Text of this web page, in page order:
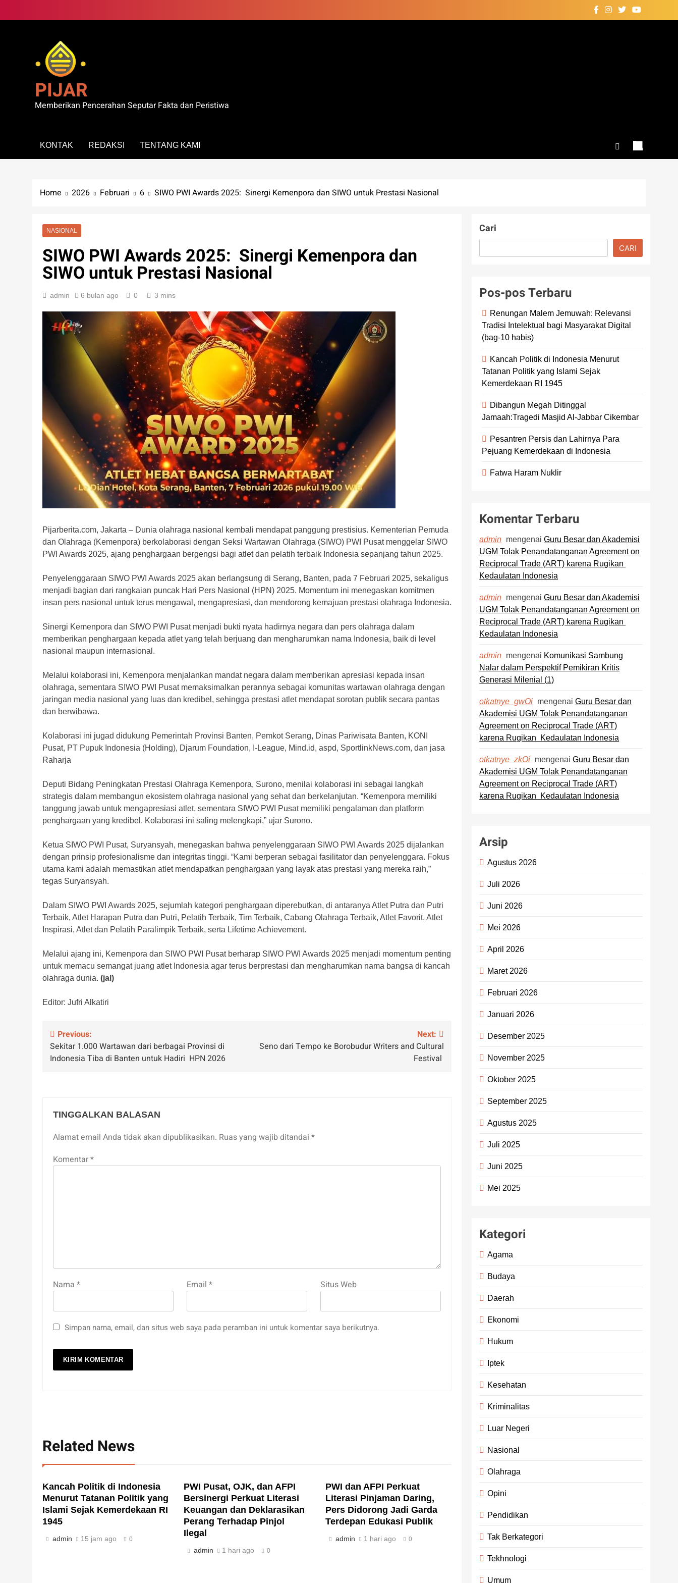
to
PIJAR
Memberikan Pencerahan Seputar Fakta dan Peristiwa
KONTAK REDAKSI TENTANG KAMI
Home 2026 Februari 6 SIWO PWI Awards 2025: Sinergi Kemenpora dan SIWO untuk Prestasi Nasional
NASIONAL
SIWO PWI Awards 2025: Sinergi Kemenpora dan
SIWO untuk Prestasi Nasional
admin 6 bulan ago 0 3 mins
Pijarberita.com, Jakarta – Dunia olahraga nasional kembali mendapat panggung prestisius. Kementerian Pemuda
dan Olahraga (Kemenpora) berkolaborasi dengan Seksi Wartawan Olahraga (SIWO) PWI Pusat menggelar SIWO
PWI Awards 2025, ajang penghargaan bergengsi bagi atlet dan pelatih terbaik Indonesia sepanjang tahun 2025.
Penyelenggaraan SIWO PWI Awards 2025 akan berlangsung di Serang, Banten, pada 7 Februari 2025, sekaligus
menjadi bagian dari rangkaian puncak Hari Pers Nasional (HPN) 2025. Momentum ini menegaskan komitmen
insan pers nasional untuk terus mengawal, mengapresiasi, dan mendorong kemajuan prestasi olahraga Indonesia.
Sinergi Kemenpora dan SIWO PWI Pusat menjadi bukti nyata hadirnya negara dan pers olahraga dalam
memberikan penghargaan kepada atlet yang telah berjuang dan mengharumkan nama Indonesia, baik di level
nasional maupun internasional.
Melalui kolaborasi ini, Kemenpora menjalankan mandat negara dalam memberikan apresiasi kepada insan
olahraga, sementara SIWO PWI Pusat memaksimalkan perannya sebagai komunitas wartawan olahraga dengan
jaringan media nasional yang luas dan kredibel, sehingga prestasi atlet mendapat sorotan publik secara pantas
dan berwibawa.
Kolaborasi ini jugad didukung Pemerintah Provinsi Banten, Pemkot Serang, Dinas Pariwisata Banten, KONI
Pusat, PT Pupuk Indonesia (Holding), Djarum Foundation, I-League, Mind.id, aspd, SportlinkNews.com, dan jasa
Raharja
Deputi Bidang Peningkatan Prestasi Olahraga Kemenpora, Surono, menilai kolaborasi ini sebagai langkah
strategis dalam membangun ekosistem olahraga nasional yang sehat dan berkelanjutan. “Kemenpora memiliki
tanggung jawab untuk mengapresiasi atlet, sementara SIWO PWI Pusat memiliki pengalaman dan platform
penghargaan yang kredibel. Kolaborasi ini saling melengkapi,” ujar Surono.
Ketua SIWO PWI Pusat, Suryansyah, menegaskan bahwa penyelenggaraan SIWO PWI Awards 2025 dijalankan
dengan prinsip profesionalisme dan integritas tinggi. “Kami berperan sebagai fasilitator dan penyelenggara. Fokus
utama kami adalah memastikan atlet mendapatkan penghargaan yang layak atas prestasi yang mereka raih,”
tegas Suryansyah.
Dalam SIWO PWI Awards 2025, sejumlah kategori penghargaan diperebutkan, di antaranya Atlet Putra dan Putri
Terbaik, Atlet Harapan Putra dan Putri, Pelatih Terbaik, Tim Terbaik, Cabang Olahraga Terbaik, Atlet Favorit, Atlet
Inspirasi, Atlet dan Pelatih Paralimpik Terbaik, serta Lifetime Achievement.
Melalui ajang ini, Kemenpora dan SIWO PWI Pusat berharap SIWO PWI Awards 2025 menjadi momentum penting
untuk memacu semangat juang atlet Indonesia agar terus berprestasi dan mengharumkan nama bangsa di kancah
olahraga dunia. (jal)
Editor: Jufri Alkatiri
Navigasi
pos
Previous:
Sekitar 1.000 Wartawan dari berbagai Provinsi di
Indonesia Tiba di Banten untuk Hadiri HPN 2026
Next:
Seno dari Tempo ke Borobudur Writers and Cultural
Festival
TINGGALKAN BALASAN
Alamat email Anda tidak akan dipublikasikan. Ruas yang wajib ditandai *
Komentar*
Nama * Email* Situs Web
Simpan nama, email, dan situs web saya pada peramban ini untuk komentar saya berikutnya.
Related News
Kancah Politik di Indonesia
Menurut Tatanan Politik yang
Islami Sejak Kemerdekaan RI
1945
admin 15 jam ago 0
PWI Pusat, OJK, dan AFPI
Bersinergi Perkuat Literasi
Keuangan dan Deklarasikan
Perang Terhadap Pinjol
Ilegal
admin 1 hari ago 0
PWI dan AFPI Perkuat
Literasi Pinjaman Daring,
Pers Didorong Jadi Garda
Terdepan Edukasi Publik
admin 1 hari ago 0
Cari
CARI
Pos-pos Terbaru
Renungan Malem Jemuwah: Relevansi
Tradisi Intelektual bagi Masyarakat Digital
(bag-10 habis)
Kancah Politik di Indonesia Menurut
Tatanan Politik yang Islami Sejak
Kemerdekaan RI 1945
Dibangun Megah Ditinggal
Jamaah:Tragedi Masjid Al-Jabbar Cikembar
Pesantren Persis dan Lahirnya Para
Pejuang Kemerdekaan di Indonesia
Fatwa Haram Nuklir
Komentar Terbaru
admin mengenaiGuru Besar dan Akademisi
UGM Tolak Penandatanganan Agreement on
Reciprocal Trade (ART) karena Rugikan
Kedaulatan Indonesia
admin mengenaiGuru Besar dan Akademisi
UGM Tolak Penandatanganan Agreement on
Reciprocal Trade (ART) karena Rugikan
Kedaulatan Indonesia
admin mengenai Komunikasi Sambung
Nalar dalam Perspektif Pemikiran Kritis
Generasi Milenial (1)
otkatnye_gwOi mengenaiGuru Besar dan
Akademisi UGM Tolak Penandatanganan
Agreement on Reciprocal Trade (ART)
karena Rugikan Kedaulatan Indonesia
otkatnye_zkOi mengenaiGuru Besar dan
Akademisi UGM Tolak Penandatanganan
Agreement on Reciprocal Trade (ART)
karena Rugikan Kedaulatan Indonesia
Arsip
Agustus 2026
Juli 2026
Juni 2026
Mei 2026
April 2026
Maret 2026
Februari 2026
Januari 2026
Desember 2025
November 2025
Oktober 2025
September 2025
Agustus 2025
Juli 2025
Juni 2025
Mei 2025
Kategori
Agama
Budaya
Daerah
Ekonomi
Hukum
Iptek
Kesehatan
Kriminalitas
Luar Negeri
Nasional
Olahraga
Opini
Pendidikan
Tak Berkategori
Tekhnologi
Umum